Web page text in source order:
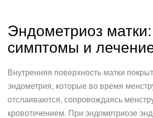
Эндометриоз матки:
симптомы и
Внутренняя поверхность матки
эндометрия, которые во время
отслаиваются, сопровождаясь
кровотечением. При эндометриозе